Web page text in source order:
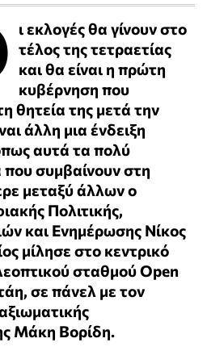
ι εκλογές θα γίνουν στο
τέλος της τετραετίας
και θα είναι η πρώτη
κυβέρνηση που
θητεία της μετά την
άλλη μια ένδειξη
αυτά τα πολύ
συμβαίνουν στη
μεταξύ άλλων ο
Πολιτικής,
και Ενημέρωσης Νίκος
μίλησε στο κεντρικό
σταθμού Open
σε πάνελ με τον
Μάκη Βορίδη.